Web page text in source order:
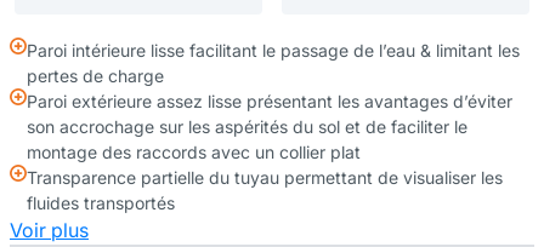
Paroi intérieure lisse facilitant le passage de l’eau & limitant les
pertes de charge
Paroi extérieure assez lisse présentant les avantages d’éviter
son accrochage sur les aspérités du sol et de faciliter le
montage des raccords avec un collier plat
Transparence partielle du tuyau permettant de visualiser les
fluides transportés
Voir plus